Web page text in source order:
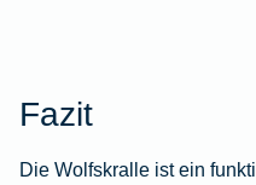
Fazit
Die Wolfskralle ist ein